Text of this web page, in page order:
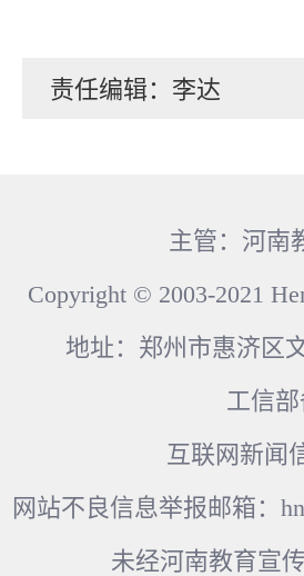
责任编辑：李达
主管：河南
Copyright © 2003-2021
地址：郑州市惠济区
工信部
互联网新闻
网站不良信息举报邮箱：
未经河南教育宣